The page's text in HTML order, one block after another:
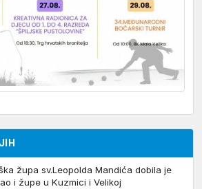
župa sv.Leopolda Mandića dobila je
i župe u Kuzmici i Velikoj